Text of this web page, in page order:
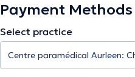
Payment Methods
Select practice